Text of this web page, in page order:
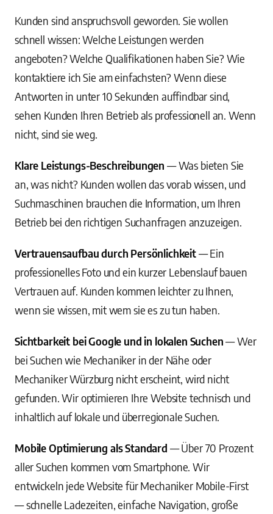
Kunden sind anspruchsvoll geworden. Sie wollen
schnell wissen: Welche Leistungen werden
angeboten? Welche Qualifikationen haben Sie? Wie
kontaktiere ich Sie am einfachsten? Wenn diese
Antworten in unter 10 Sekunden auffindbar sind,
sehen Kunden Ihren Betrieb als professionell an. Wenn
nicht, sind sie weg.
Klare Leistungs-Beschreibungen — Was bieten Sie
an, was nicht? Kunden wollen das vorab wissen, und
Suchmaschinen brauchen die Information, um Ihren
Betrieb bei den richtigen Suchanfragen anzuzeigen.
Vertrauensaufbau durch Persönlichkeit— Ein
professionelles Foto und ein kurzer Lebenslauf bauen
Vertrauen auf. Kunden kommen leichter zu Ihnen,
wenn sie wissen, mit wem sie es zu tun haben.
Sichtbarkeit bei Google und in lokalen Suchen— Wer
bei Suchen wie Mechaniker in der Nähe oder
Mechaniker Würzburg nicht erscheint, wird nicht
gefunden. Wir optimieren Ihre Website technisch und
inhaltlich auf lokale und überregionale Suchen.
Mobile Optimierung als Standard — Über 70 Prozent
aller Suchen kommen vom Smartphone. Wir
entwickeln jede Website für Mechaniker Mobile-First
— schnelle Ladezeiten, einfache Navigation, große